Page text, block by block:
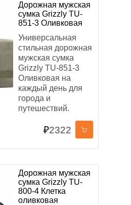
Дорожная мужская
сумка Grizzly TU-
851-3 Оливковая
Универсальная
стильная дорожная
мужская сумка
Grizzly TU-851-3
Оливковая на
каждый день для
города и
путешествий.
₽2322
Дорожная мужская
сумка Grizzly TU-
800-4 Клетка
оливковая